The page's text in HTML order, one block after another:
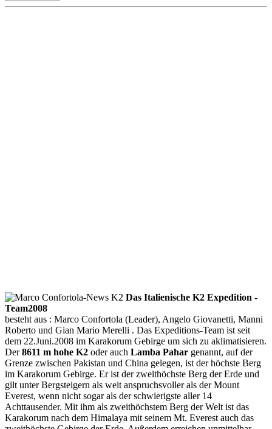
Das Italienische K2 Expedition -
Team2008
besteht aus : Marco Confortola (Leader), Angelo Giovanetti, Manni
Roberto und Gian Mario Merelli . Das Expeditions-Team ist seit
dem 22.Juni.2008 im Karakorum Gebirge um sich zu aklimatisieren.
Der8611 m hohe K2 oder auch Lamba Pahar genannt, auf der
Grenze zwischen Pakistan und China gelegen, ist der höchste Berg
im Karakorum Gebirge. Er ist der zweithöchste Berg der Erde und
gilt unter Bergsteigern als weit anspruchsvoller als der Mount
Everest, wenn nicht sogar als der schwierigste aller 14
Achttausender. Mit ihm als zweithöchstem Berg der Welt ist das
Karakorum nach dem Himalaya mit seinem Mt. Everest auch das